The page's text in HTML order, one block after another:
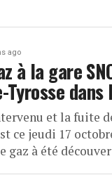
ago
à la gare
dans
et la fuite
ce jeudi 17
gaz à été